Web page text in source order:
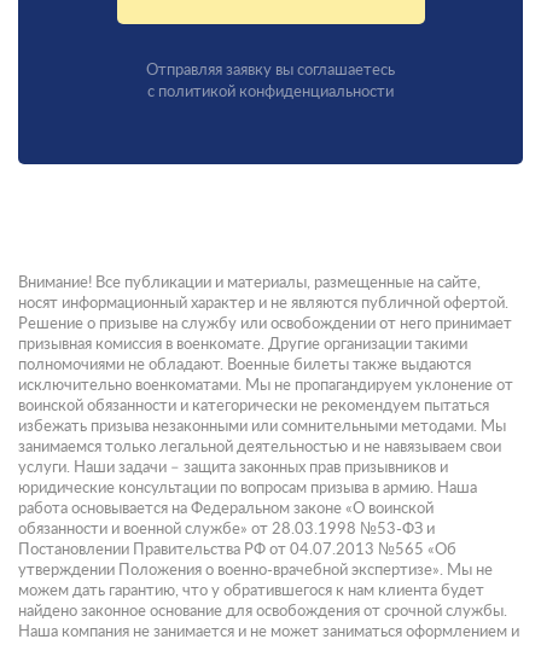
Отправляя заявку вы соглашаетесь
с политикой конфиденциальности
Внимание! Все публикации и материалы, размещенные на сайте,
носят информационный характер и не являются публичной офертой.
Решение о призыве на службу или освобождении от него принимает
призывная комиссия в военкомате. Другие организации такими
полномочиями не обладают. Военные билеты также выдаются
исключительно военкоматами. Мы не пропагандируем уклонение от
воинской обязанности и категорически не рекомендуем пытаться
избежать призыва незаконными или сомнительными методами. Мы
занимаемся только легальной деятельностью и не навязываем свои
услуги. Наши задачи – защита законных прав призывников и
юридические консультации по вопросам призыва в армию. Наша
работа основывается на Федеральном законе «О воинской
обязанности и военной службе» от 28.03.1998 №53-ФЗ и
Постановлении Правительства РФ от 04.07.2013 №565 «Об
утверждении Положения о военно-врачебной экспертизе». Мы не
можем дать гарантию, что у обратившегося к нам клиента будет
найдено законное основание для освобождения от срочной службы.
Наша компания не занимается и не может заниматься оформлением и